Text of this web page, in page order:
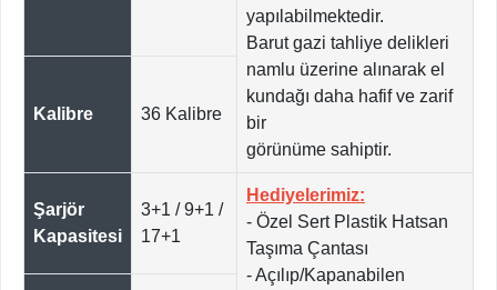
yapılabilmektedir.
Barut gazi tahliye delikleri
namlu üzerine alınarak el
kundağı daha hafif ve zarif
bir
görünüme sahiptir.
Kalibre 36 Kalibre
Şarjör
Kapasitesi
3+1 / 9+1 /
17+1
Hediyelerimiz:
- Özel Sert Plastik Hatsan
Taşıma Çantası
- Açılıp/Kapanabilen